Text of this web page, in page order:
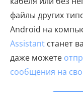
файлы других
Android на
Assistant станет
даже можете
сообщения на